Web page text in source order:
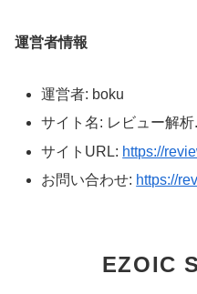
運営者情報
運営者: boku
サイト名: レビュー解
サイトURL: https://
お問い合わせ: https://
EZOIC